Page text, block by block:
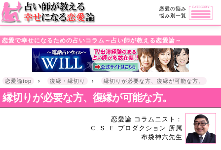
・!DOCTYPE html>l
恋愛の悩み
悩み別一覧
恋愛で幸せになるための占いコラム～占い師が教える恋愛論～
恋愛論top › 復縁・縁切り › 縁切りが必要な方、復縁が可能な方。
縁切りが必要な方、復縁が可能な方。
恋愛論 コラムニスト：
Ｃ.Ｓ.Ｅ プロダクション 所属
布袋神六先生